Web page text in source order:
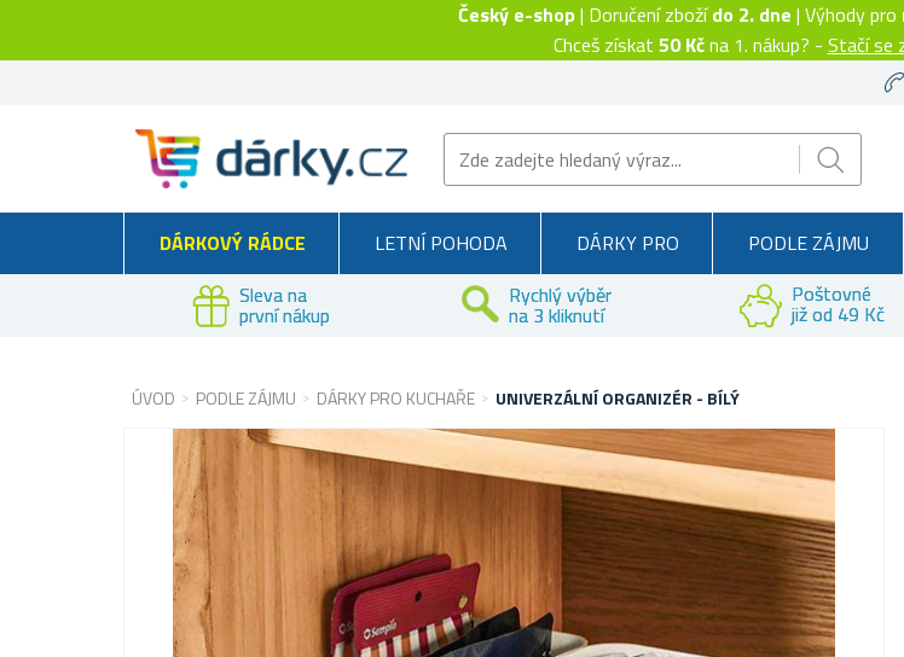
Český e-shop| Doručení zbožído 2. dne | Výhody pro
Chceš získat 50 Kčna 1. nákup? - Stačí se
DÁRKOVÝ RÁDCE LETNÍ POHODA DÁRKY PRO PODLE ZÁJMU
Sleva na
první nákup
Rychlý výběr
na 3 kliknutí
Poštovné
již od 49 Kč
ÚVOD PODLE ZÁJMU DÁRKY PRO KUCHAŘE UNIVERZÁLNÍ ORGANIZÉR - BÍLÝ